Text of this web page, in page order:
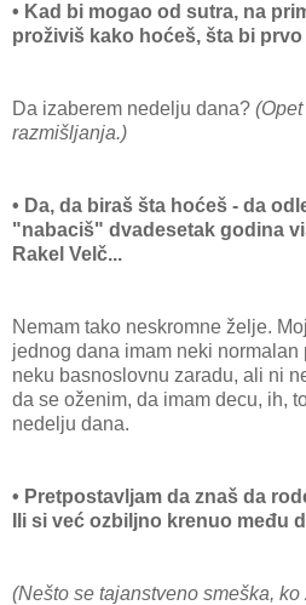
• Kad bi mogao od sutra, na
proživiš kako hoćeš, šta bi
Da izaberem nedelju dana?
razmišljanja.)
• Da, da biraš šta hoćeš - da
"nabaciš" dvadesetak godina
Rakel Velč...
Nemam tako neskromne želje.
jednog dana imam neki
neku basnoslovnu zaradu, ali ni
da se oženim, da imam decu, ih,
nedelju dana.
• Pretpostavljam da znaš da
Ili si već ozbiljno krenuo među
(Nešto se tajanstveno smeška,